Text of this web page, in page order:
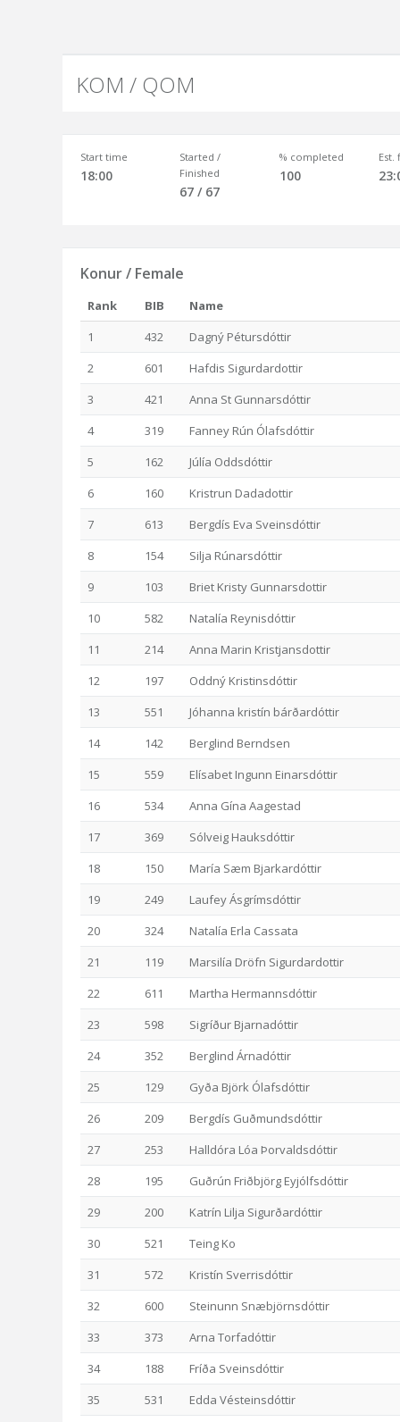
KOM / QOM
Start time
18:00
Started /
Finished
67 / 67
% completed
100
Est.
Konur / Female
Rank BIB
Name
1
432
Dagný Pétursdóttir
2
601
Hafdis Sigurdardottir
3
421
Anna St Gunnarsdóttir
4
319
Fanney Rún Ólafsdóttir
5
162
Júlía Oddsdóttir
6
160
Kristrun Dadadottir
7
613
Bergdís Eva Sveinsdóttir
8
154
Silja Rúnarsdóttir
9
103
Briet Kristy Gunnarsdottir
10
582
Natalía Reynisdóttir
11
214
Anna Marin Kristjansdottir
12
197
Oddný Kristinsdóttir
13
551
Jóhanna kristín bárðardóttir
14
142
Berglind Berndsen
15
559
Elísabet Ingunn Einarsdóttir
16
534
Anna Gína Aagestad
17
369
Sólveig Hauksdóttir
18
150
María Sæm Bjarkardóttir
19
249
Laufey Ásgrímsdóttir
20
324
Natalía Erla Cassata
21
119
Marsilía Dröfn Sigurdardottir
22
611
Martha Hermannsdóttir
23
598
Sigríður Bjarnadóttir
24
352
Berglind Árnadóttir
25
129
Gyða Björk Ólafsdóttir
26
209
Bergdís Guðmundsdóttir
27
253
Halldóra Lóa Þorvaldsdóttir
28
195
Guðrún Friðbjörg Eyjólfsdóttir
29
200
Katrín Lilja Sigurðardóttir
30
521
Teing Ko
31
572
Kristín Sverrisdóttir
32
600
Steinunn Snæbjörnsdóttir
33
373
Arna Torfadóttir
34
188
Fríða Sveinsdóttir
35
531
Edda Vésteinsdóttir